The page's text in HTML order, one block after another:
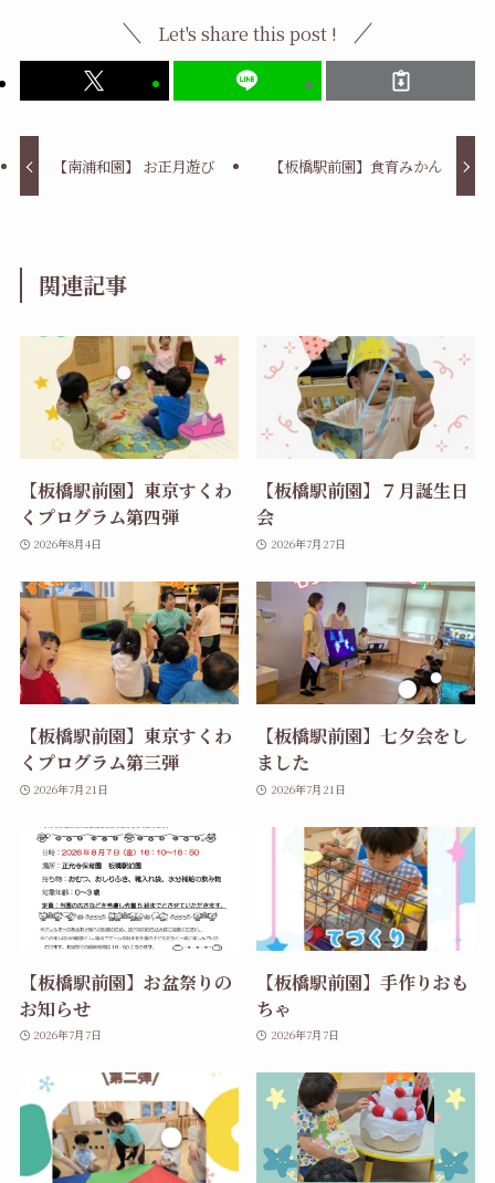
Let's share this post !
【南浦和園】 お正月遊び 【板橋駅前園】食育みかん
関連記事
【板橋駅前園】東京すくわ
くプログラム第四弾
2026年8月4日
【板橋駅前園】７月誕生日
会
2026年7月27日
【板橋駅前園】東京すくわ
くプログラム第三弾
2026年7月21日
【板橋駅前園】七夕会をし
ました
2026年7月21日
【板橋駅前園】お盆祭りの
お知らせ
2026年7月7日
【板橋駅前園】手作りおも
ちゃ
2026年7月7日